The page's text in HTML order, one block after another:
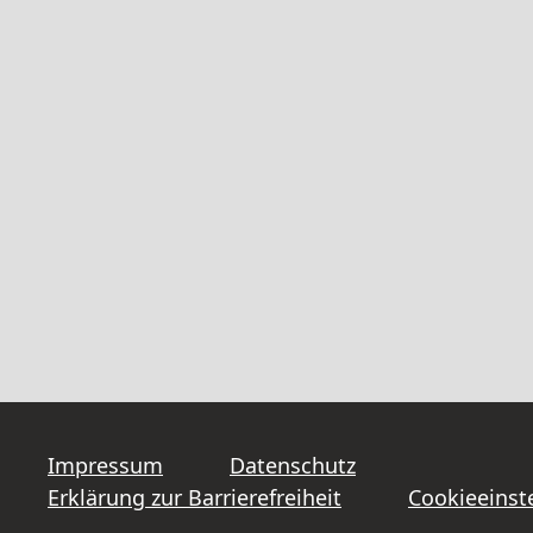
Impressum
Datenschutz
Erklärung zur Barrierefreiheit